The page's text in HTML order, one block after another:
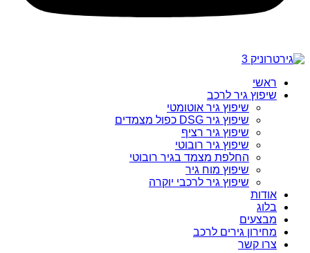
ראשי
שיפוץ גיר לרכב
שיפוץ גיר אוטומטי
שיפוץ גיר DSG כפול מצמדים
שיפוץ גיר רציף
שיפוץ גיר רובוטי
החלפת מצמד בגיר רובוטי
שיפוץ מוח גיר
שיפוץ גיר לרכבי יוקרה
אודות
בלוג
מבצעים
מחירון גירים לרכב
צרו קשר